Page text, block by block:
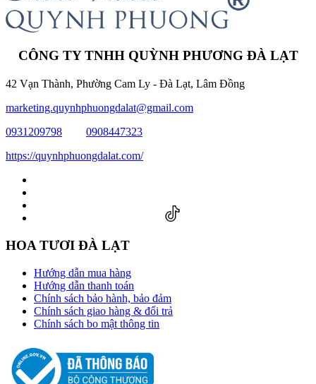
CÔNG TY TNHH QUỲNH PHƯƠNG ĐÀ LẠT
42 Vạn Thành, Phường Cam Ly - Đà Lạt, Lâm Đồng
marketing.quynhphuongdalat@gmail.com
0931209798
0908447323
https://quynhphuongdalat.com/
HOA TƯƠI ĐÀ LẠT
Hướng dẫn mua hàng
Hướng dẫn thanh toán
Chính sách bảo hành, bảo đảm
Chính sách giao hàng & đổi trả
Chính sách bo mật thông tin